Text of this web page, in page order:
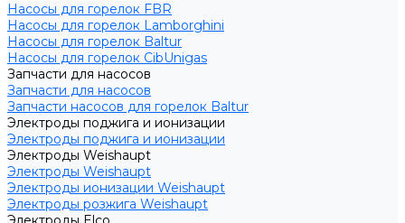
Насосы для горелок FBR
Насосы для горелок Lamborghini
Насосы для горелок Baltur
Насосы для горелок CibUnigas
Запчасти для насосов
Запчасти для насосов
Запчасти насосов для горелок Baltur
Электроды поджига и ионизации
Электроды поджига и ионизации
Электроды Weishaupt
Электроды Weishaupt
Электроды ионизации Weishaupt
Электроды розжига Weishaupt